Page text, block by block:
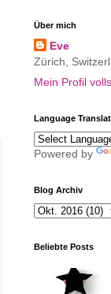
Über mich
Eve
Zürich,
Mein Profil
Language
Powered by
Blog Archiv
Beliebte Posts